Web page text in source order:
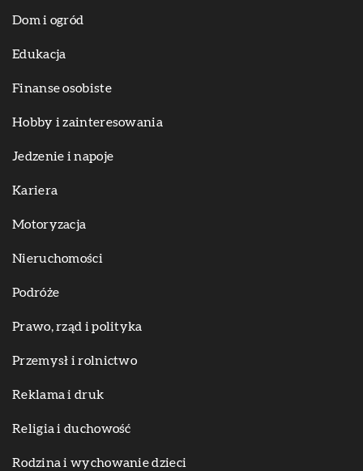
Dom i ogród
Edukacja
Finanse osobiste
Hobby i zainteresowania
Jedzenie i napoje
Kariera
Motoryzacja
Nieruchomości
Podróże
Prawo, rząd i polityka
Przemysł i rolnictwo
Reklama i druk
Religia i duchowość
Rodzina i wychowanie dzieci